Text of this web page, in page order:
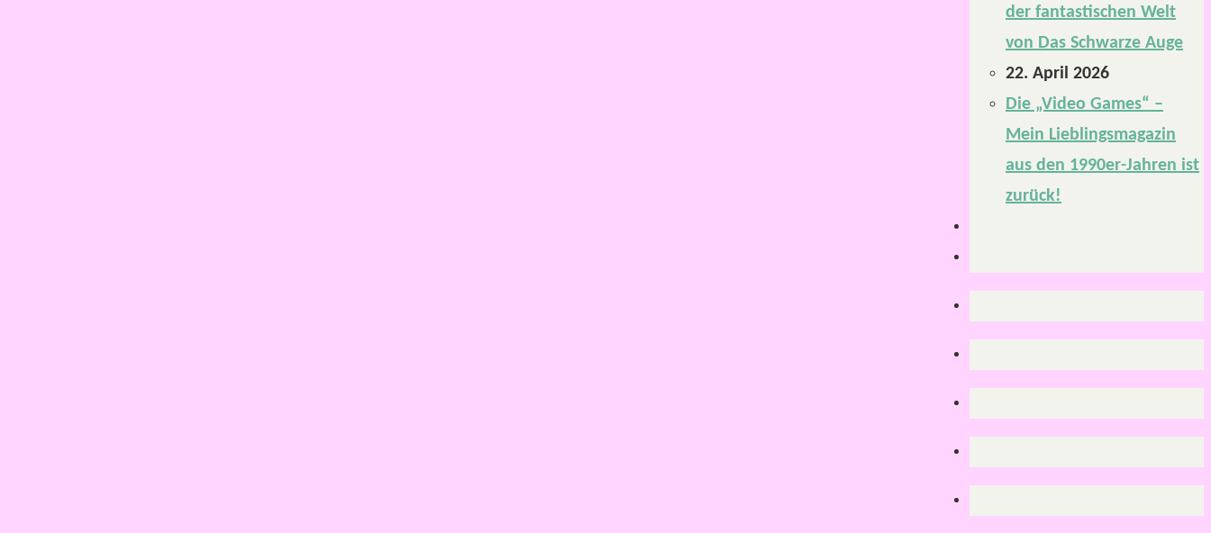
der fantastischen Welt
von Das Schwarze Auge
22. April 2026
Die „Video Games“ –
Mein Lieblingsmagazin
aus den 1990er-Jahren ist
zurück!